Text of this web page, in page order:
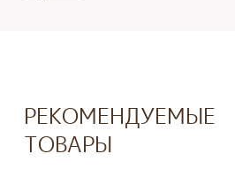
РЕКОМЕНДУЕМЫЕ
ТОВАРЫ